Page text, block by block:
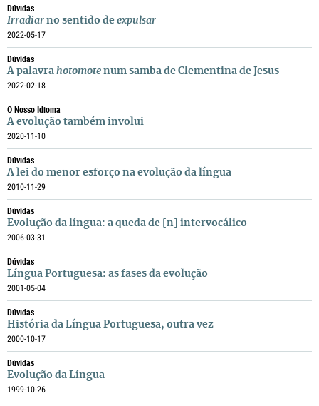
Dúvidas
Irradiar no sentido de expulsar
2022-05-17
Dúvidas
A palavra hotomote num samba de Clementina de Jesus
2022-02-18
O Nosso Idioma
A evolução também involui
2020-11-10
Dúvidas
A lei do menor esforço na evolução da língua
2010-11-29
Dúvidas
Evolução da língua: a queda de [n] intervocálico
2006-03-31
Dúvidas
Língua Portuguesa: as fases da evolução
2001-05-04
Dúvidas
História da Língua Portuguesa, outra vez
2000-10-17
Dúvidas
Evolução da Língua
1999-10-26